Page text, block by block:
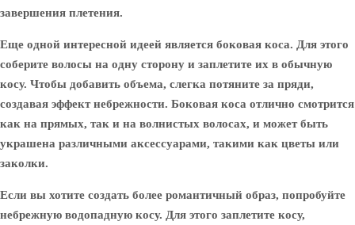
завершения плетения.
Еще одной интересной идеей является боковая коса. Для этого
соберите волосы на одну сторону и заплетите их в обычную
косу. Чтобы добавить объема, слегка потяните за пряди,
создавая эффект небрежности. Боковая коса отлично смотрится
как на прямых, так и на волнистых волосах, и может быть
украшена различными аксессуарами, такими как цветы или
заколки.
Если вы хотите создать более романтичный образ, попробуйте
небрежную водопадную косу. Для этого заплетите косу,